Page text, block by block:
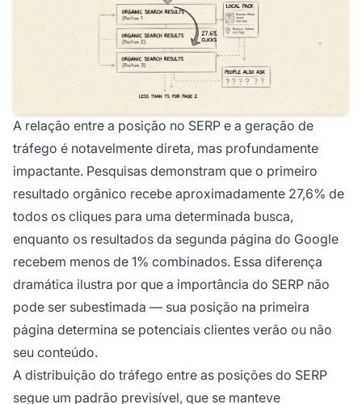
A relação entre a posição no SERP e a geração de
tráfego é notavelmente direta, mas profundamente
impactante. Pesquisas demonstram que o primeiro
resultado orgânico recebe aproximadamente 27,6% de
todos os cliques para uma determinada busca,
enquanto os resultados da segunda página do Google
recebem menos de 1% combinados. Essa diferença
dramática ilustra por que a importância do SERP não
pode ser subestimada — sua posição na primeira
página determina se potenciais clientes verão ou não
seu conteúdo.
A distribuição do tráfego entre as posições do SERP
segue um padrão previsível, que se manteve